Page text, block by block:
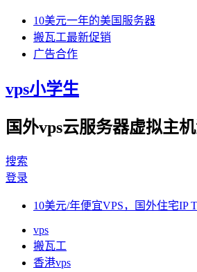
10美元一年的美国服务器
搬瓦工最新促销
广告合作
vps小学生
国外vps云服务器虚拟主
搜索
登录
10美元/年便宜VPS，国外住宅IP
vps
搬瓦工
香港vps